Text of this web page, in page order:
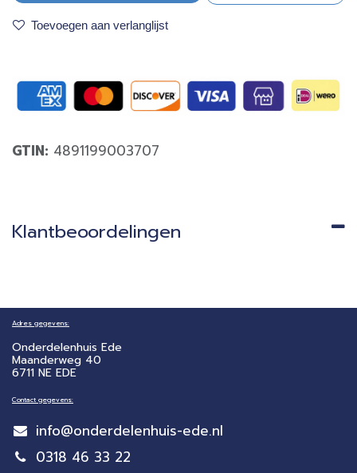
Toevoegen aan verlanglijst
GTIN: 4891199003707
Klantbeoordelingen
Adres gegevens:
Onderdelenhuis Ede
Maanderweg 40
6711 NE EDE
Contact gegevens:
info@onderdelenhuis-ede.nl
0318 46 33 22